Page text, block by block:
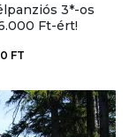
3*-os
Ft-ért!
FT